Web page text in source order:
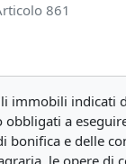
861
immobili indicati
obbligati a
bonifica e delle
le opere di